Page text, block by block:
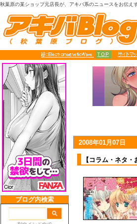
秋葉原の某ショップ元店長が、アキバ系のニュースをお伝え
2008年01月07日
【コラム・ネタ